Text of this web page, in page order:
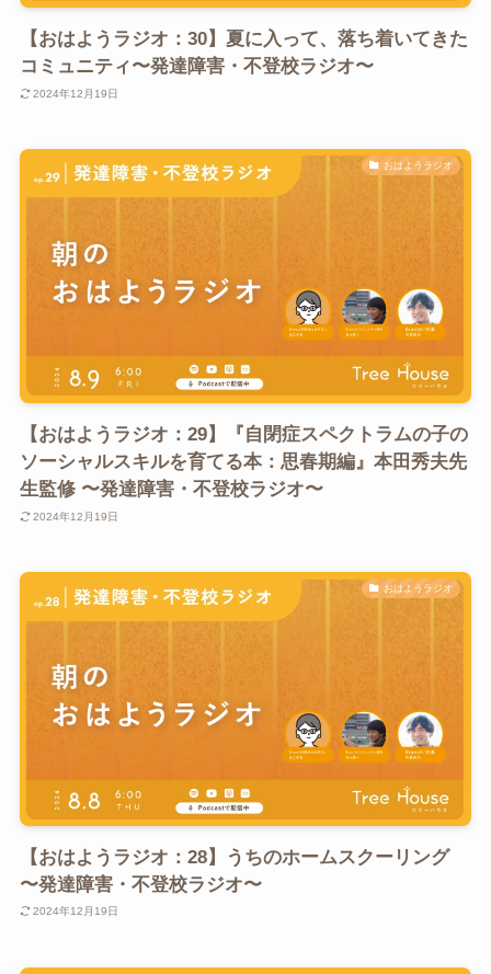
【おはようラジオ：30】夏に入って、落ち着いてきた
コミュニティ〜発達障害・不登校ラジオ〜
2024年12月19日
おはようラジオ
【おはようラジオ：29】『自閉症スペクトラムの子の
ソーシャルスキルを育てる本：思春期編』本田秀夫先
生監修 〜発達障害・不登校ラジオ〜
2024年12月19日
おはようラジオ
【おはようラジオ：28】うちのホームスクーリング
〜発達障害・不登校ラジオ〜
2024年12月19日